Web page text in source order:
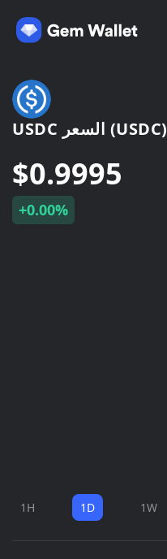
USDC السعر (USDC)
$0.9995
+0.00%
1H 1D 1W